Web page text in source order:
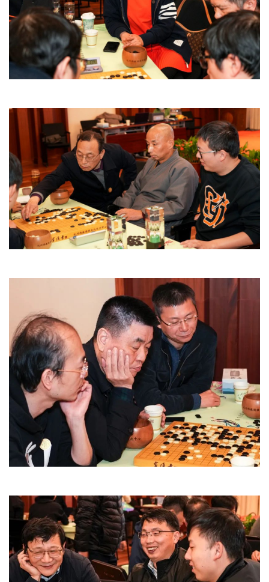
乐
菩
专
公
益
慈
善
佛
教
人
物
寺
礼
视
频
佛
教
术
法
规
登录 注册